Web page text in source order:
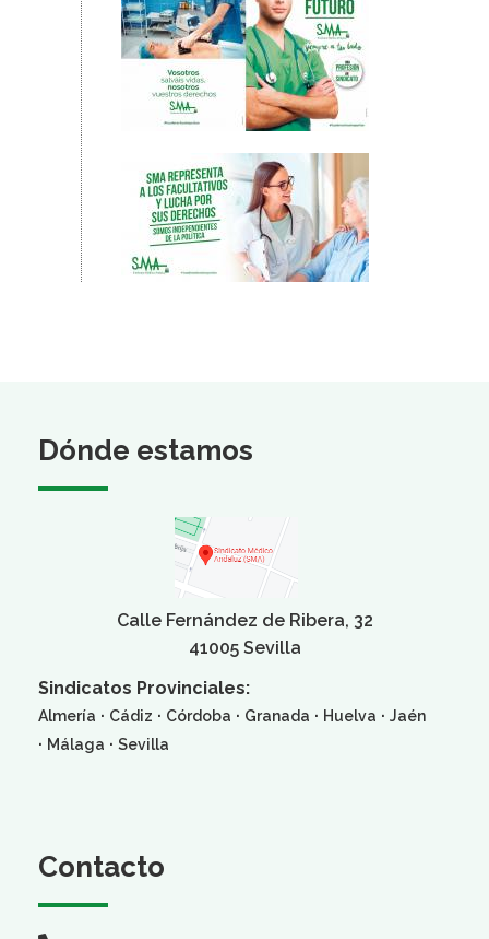
Dónde estamos
Calle Fernández de Ribera, 32
41005 Sevilla
Sindicatos Provinciales:
Almería · Cádiz · Córdoba · Granada · Huelva · Jaén
· Málaga · Sevilla
Contacto